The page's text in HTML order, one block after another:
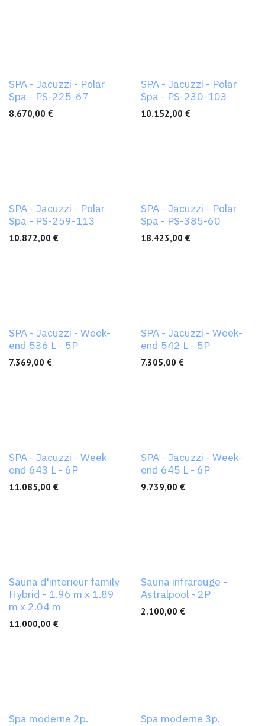
Nouveau !
SPA - Jacuzzi - Polar
Spa - PS-225-67
8.670,00 €
Nouveau !
SPA - Jacuzzi - Polar
Spa - PS-230-103
10.152,00 €
Nouveau !
SPA - Jacuzzi - Polar
Spa - PS-259-113
10.872,00 €
Nouveau !
SPA - Jacuzzi - Polar
Spa - PS-385-60
18.423,00 €
SPA - Jacuzzi - Week-
end 536 L - 5P
7.369,00 €
SPA - Jacuzzi - Week-
end 542 L - 5P
7.305,00 €
SPA - Jacuzzi - Week-
end 643 L - 6P
11.085,00 €
SPA - Jacuzzi - Week-
end 645 L - 6P
9.739,00 €
Sauna d'interieur family
Hybrid - 1.96 m x 1.89
m x 2.04 m
11.000,00 €
Sauna infrarouge -
Astralpool - 2P
2.100,00 €
Spa moderne 2p. Spa moderne 3p.